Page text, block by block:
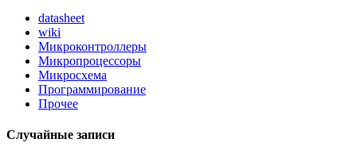
datasheet
wiki
Микроконтроллеры
Микропроцессоры
Микросхема
Программирование
Прочее
Случайные записи